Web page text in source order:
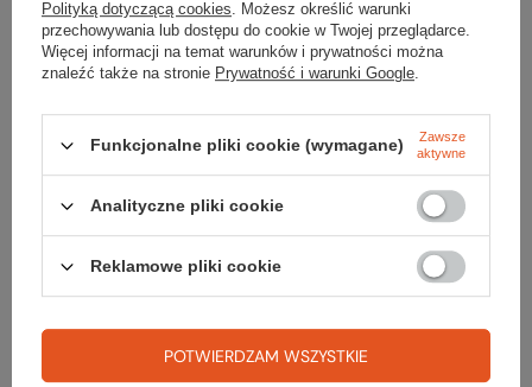
zatrzymania się na dłużej czy inwestowania w rzeczy,
które w Hiszpanii są bardzo drogie: nowe buty, wkładki
żelowe, plastry itp. Zamiast marnować energię na
półśrodki, warto zabezpieczyć się już na etapie
przygotowań.
Czytaj więcej
Polityką dotyczącą cookies. Możesz określić warunki
przechowywania lub dostępu do cookie w Twojej przeglądarce.
Więcej informacji na temat warunków i prywatności można
znaleźć także na stronie Prywatność i warunki Google.
Funkcjonalne pliki cookie (wymagane)
Zawsze
aktywne
Analityczne pliki cookie
Reklamowe pliki cookie
POTWIERDZAM WSZYSTKIE